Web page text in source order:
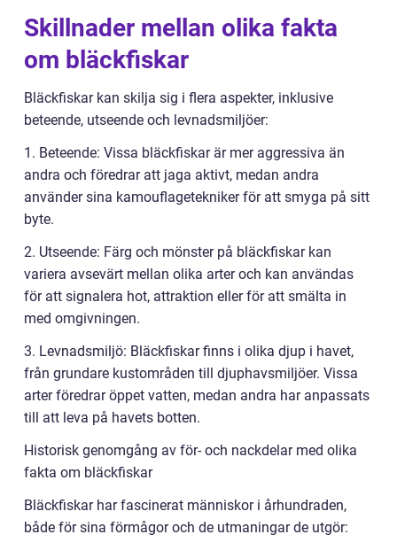
Skillnader mellan olika fakta
om bläckfiskar
Bläckfiskar kan skilja sig i flera aspekter, inklusive
beteende, utseende och levnadsmiljöer:
1. Beteende: Vissa bläckfiskar är mer aggressiva än
andra och föredrar att jaga aktivt, medan andra
använder sina kamouflagetekniker för att smyga på sitt
byte.
2. Utseende: Färg och mönster på bläckfiskar kan
variera avsevärt mellan olika arter och kan användas
för att signalera hot, attraktion eller för att smälta in
med omgivningen.
3. Levnadsmiljö: Bläckfiskar finns i olika djup i havet,
från grundare kustområden till djuphavsmiljöer. Vissa
arter föredrar öppet vatten, medan andra har anpassats
till att leva på havets botten.
Historisk genomgång av för- och nackdelar med olika
fakta om bläckfiskar
Bläckfiskar har fascinerat människor i århundraden,
både för sina förmågor och de utmaningar de utgör: